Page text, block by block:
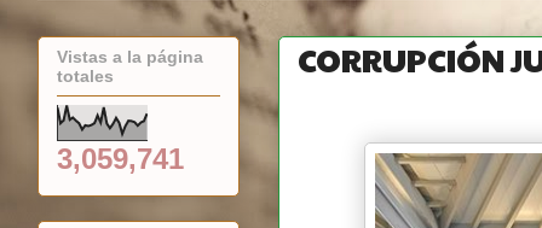
CORRUPCIÓN
Vistas a la página
totales
3,059,741